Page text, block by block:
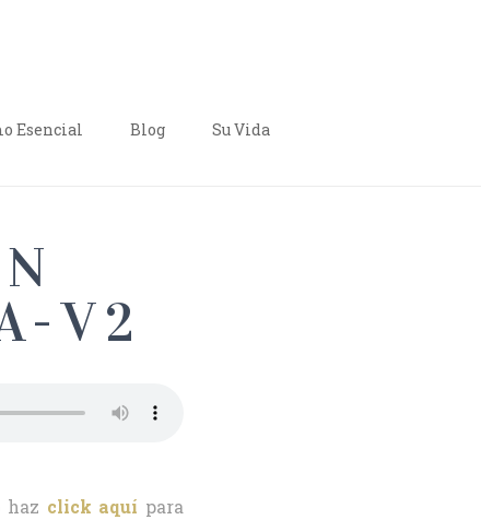
Esencial Blog Su Vida
V2
haz click aquí para